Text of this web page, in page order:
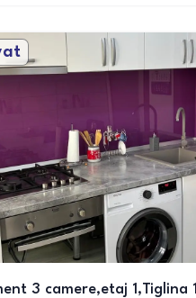
3 camere,etaj 1,Tiglina 1